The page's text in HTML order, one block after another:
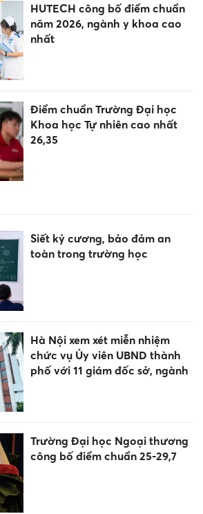
HUTECH công bố điểm chuẩn
năm 2026, ngành y khoa cao
nhất
Điểm chuẩn Trường Đại học
Khoa học Tự nhiên cao nhất
26,35
Siết kỷ cương, bảo đảm an
toàn trong trường học
Hà Nội xem xét miễn nhiệm
chức vụ Ủy viên UBND thành
phố với 11 giám đốc sở, ngành
Trường Đại học Ngoại thương
công bố điểm chuẩn 25-29,7